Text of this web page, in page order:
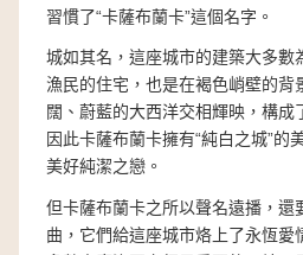
習慣了“卡薩布蘭卡”這個名字。
城如其名，這座城市的建築大多數
漁民的住宅，也是在褐色峭壁的背
闊、蔚藍的大西洋交相輝映，構成
因此卡薩布蘭卡擁有“純白之城”的
美好純潔之戀。
但卡薩布蘭卡之所以聲名遠播，還
曲，它們給這座城市烙上了永恆愛